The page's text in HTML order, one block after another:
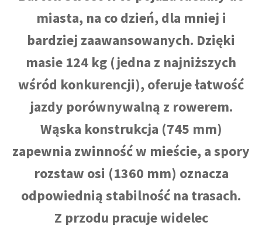
miasta, na co dzień, dla mniej i
bardziej zaawansowanych. Dzięki
masie 124 kg (jedna z najniższych
wśród konkurencji), oferuje łatwość
jazdy porównywalną z rowerem.
Wąska konstrukcja (745 mm)
zapewnia zwinność w mieście, a spory
rozstaw osi (1360 mm) oznacza
odpowiednią stabilność na trasach.
Z przodu pracuje widelec